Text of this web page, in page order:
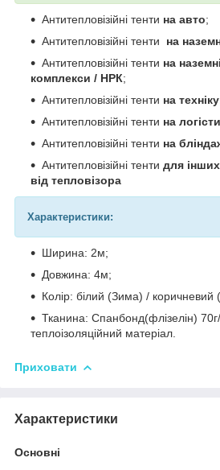
Антитепловізійні тенти на авто;
Антитепловізійні тенти на
Антитепловізійні тенти на
комплекси / НРК;
Антитепловізійні тенти на техніку
Антитепловізійні тенти на
Антитепловізійні тенти на
Антитепловізійні тенти для
від тепловізора
Характеристики:
Ширина: 2м;
Довжина: 4м;
Колір: білий (Зима) / коричневий
Тканина: Спанбонд(флізелін)
теплоізоляційний матеріал.
Приховати
Характеристики
Основні